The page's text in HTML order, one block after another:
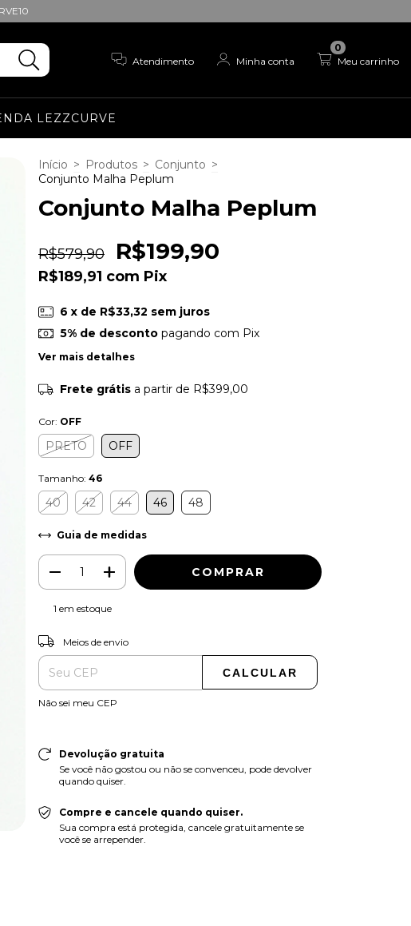
Atendimento Minha conta Meu carrinho
0
LEZZCURVE
Início > Produtos > Conjunto >
Conjunto Malha Peplum
Conjunto Malha Peplum
R$579,90 R$199,90
R$189,91 com Pix
6 x de R$33,32 sem juros
5% de descontopagando com Pix
Ver mais detalhes
Frete grátis a partir de R$399,00
Cor: OFF
PRETO OFF
Tamanho: 46
40 42 44 46 48
Guia de medidas
1 em estoque
Entregas para o CEP:
Meios de envio
CALCULAR
Não sei meu CEP
Devolução gratuita
Se você não gostou ou não se convenceu, pode devolver
quando quiser.
Compre e cancele quando quiser.
Sua compra está protegida, cancele gratuitamente se
você se arrepender.